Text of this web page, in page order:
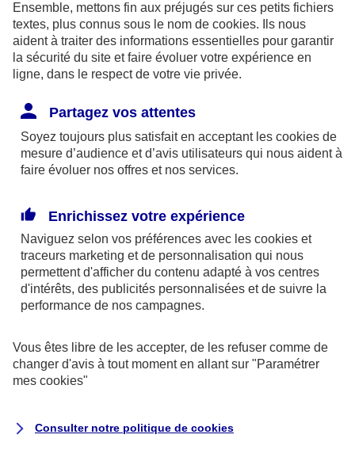
prudentiel et de résolution (ACPR) : - 4
Place de Budapest - CS 92459 - 75436
Paris Cedex 09. Le détail des procédures de
recours et de réclamation et les
disponibles sur le site axa.fr.
AXA France IARD et AXA France Vie sont
mandataires exclusifs en opérations de
246 et n°13 005 764 (consultable
surwww.orias.fr)
AXA Assistance France Assurances,
S.A au capital de 51 429 430,40 €,
Siège social :
8-10, rue Paul Vaillant Couturier
Ensemble, mettons fin aux préjugés sur ces petits fichiers
textes, plus connus sous le nom de cookies. Ils nous
aident à traiter des informations essentielles pour garantir
la sécurité du site et faire évoluer votre expérience en
ligne, dans le respect de votre vie privée.
Partagez vos attentes
Soyez toujours plus satisfait en acceptant les cookies de
mesure d’audience et d’avis utilisateurs qui nous aident à
faire évoluer nos offres et nos services.
Enrichissez votre expérience
Naviguez selon vos préférences avec les cookies et
traceurs marketing et de personnalisation qui nous
permettent d'afficher du contenu adapté à vos centres
d'intérêts, des publicités personnalisées et de suivre la
performance de nos campagnes.
Vous êtes libre de les accepter, de les refuser comme de
changer d'avis à tout moment en allant sur "Paramétrer
mes cookies"
Consulter notre politique de cookies